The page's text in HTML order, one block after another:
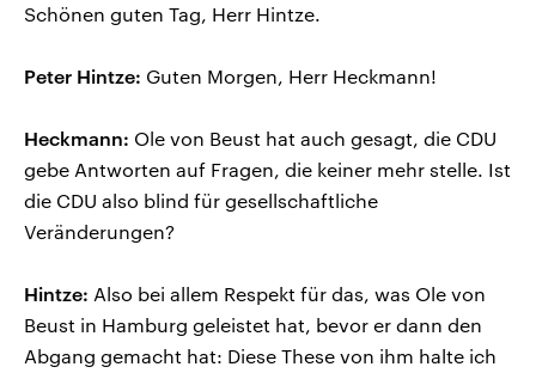
Schönen guten Tag, Herr Hintze.
Peter Hintze: Guten Morgen, Herr Heckmann!
Heckmann: Ole von Beust hat auch gesagt, die CDU
gebe Antworten auf Fragen, die keiner mehr stelle. Ist
die CDU also blind für gesellschaftliche
Veränderungen?
Hintze: Also bei allem Respekt für das, was Ole von
Beust in Hamburg geleistet hat, bevor er dann den
Abgang gemacht hat: Diese These von ihm halte ich